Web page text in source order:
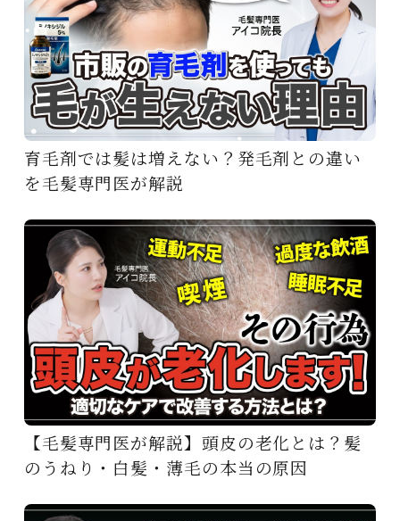
育毛剤では髪は増えない？発毛剤との違い
を毛髪専門医が解説
【毛髪専門医が解説】頭皮の老化とは？髪
のうねり・白髪・薄毛の本当の原因